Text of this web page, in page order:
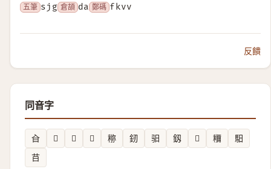
五筆 sjg 倉頡 da 鄭碼 fkvv
反饋
同音字
㒲 𦨙 𡆸 𬽪 鿟 釰 驲 釼 𱮳 鿠
馹
䒤